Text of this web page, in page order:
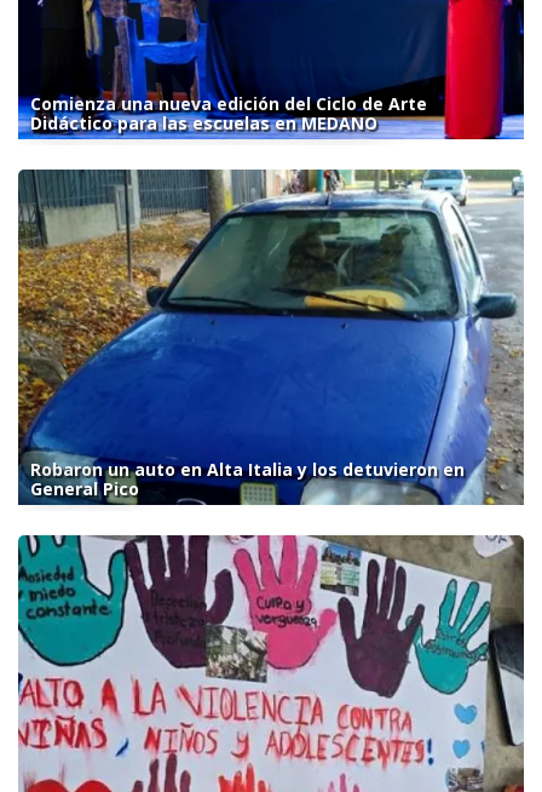
Comienza una nueva edición del Ciclo de Arte
Didáctico para las escuelas en MEDANO
Robaron un auto en Alta Italia y los detuvieron en
General Pico